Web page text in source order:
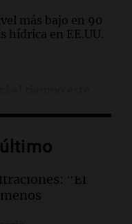
más bajo en 90
hídrica en EE.UU.
"El